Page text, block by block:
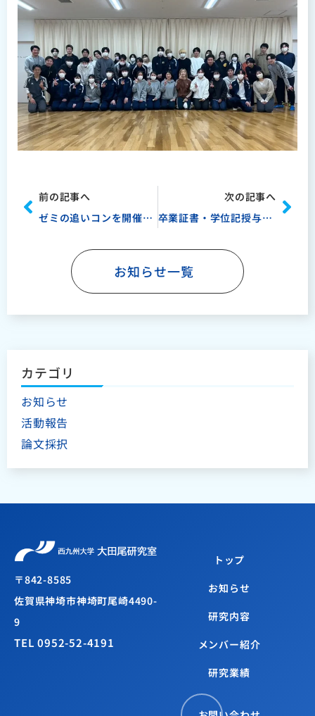
Prev
前の記事へ
ゼミの追いコンを開催しました！
次の記事へ
卒業証書・学位記授与式が挙行されました！
お知らせ一覧
カテゴリ
お知らせ
活動報告
論文採択
〒842-8585
佐賀県神埼市神埼町尾崎4490-
9
TEL 0952-52-4191
トップ
お知らせ
研究内容
メンバー紹介
研究業績